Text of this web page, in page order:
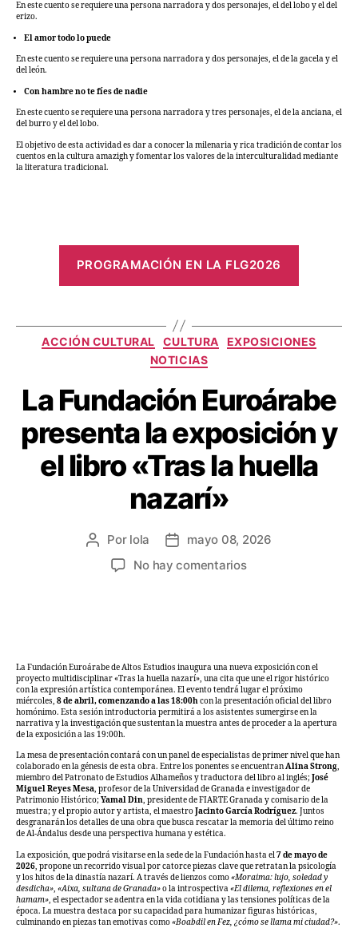
En este cuento se requiere una persona narradora y dos personajes, el del lobo y el del
erizo.
El amor todo lo puede
En este cuento se requiere una persona narradora y dos personajes, el de la gacela y el
del león.
Con hambre no te fíes de nadie
En este cuento se requiere una persona narradora y tres personajes, el de la anciana, el
del burro y el del lobo.
El objetivo de esta actividad es dar a conocer la milenaria y rica tradición de contar los
cuentos en la cultura amazigh y fomentar los valores de la interculturalidad mediante
la literatura tradicional.
PROGRAMACIÓN EN LA FLG2026
ACCIÓN CULTURAL CULTURA
EXPOSICIONES
NOTICIAS
La Fundación Euroárabe
presenta la exposición y
el libro «Tras la huella
nazarí»
Por lola
mayo 08, 2026
No hay comentarios
La Fundación Euroárabe de Altos Estudios inaugura una nueva exposición con el
proyecto multidisciplinar «Tras la huella nazarí», una cita que une el rigor histórico
con la expresión artística contemporánea. El evento tendrá lugar el próximo
miércoles, 8 de abril, comenzando a las 18:00hcon la presentación oficial del libro
homónimo. Esta sesión introductoria permitirá a los asistentes sumergirse en la
narrativa y la investigación que sustentan la muestra antes de proceder a la apertura
de la exposición a las 19:00h.
La mesa de presentación contará con un panel de especialistas de primer nivel que han
colaborado en la génesis de esta obra. Entre los ponentes se encuentranAlina Strong,
miembro del Patronato de Estudios Alhameños y traductora del libro al inglés; José
Miguel Reyes Mesa, profesor de la Universidad de Granada e investigador de
Patrimonio Histórico; Yamal Din, presidente de FIARTE Granada y comisario de la
muestra; y el propio autor y artista, el maestro Jacinto García Rodríguez. Juntos
desgranarán los detalles de una obra que busca rescatar la memoria del último reino
de Al-Ándalus desde una perspectiva humana y estética.
La exposición, que podrá visitarse en la sede de la Fundación hasta el7 de mayo de
2026, propone un recorrido visual por catorce piezas clave que retratan la psicología
y los hitos de la dinastía nazarí. A través de lienzos como«Moraima: lujo, soledad y
desdicha», «Aixa, sultana de Granada»o la introspectiva«El dilema, reflexiones en el
hamam», el espectador se adentra en la vida cotidiana y las tensiones políticas de la
época. La muestra destaca por su capacidad para humanizar figuras históricas,
culminando en piezas tan emotivas como«Boabdil en Fez, ¿cómo se llama mi ciudad?».